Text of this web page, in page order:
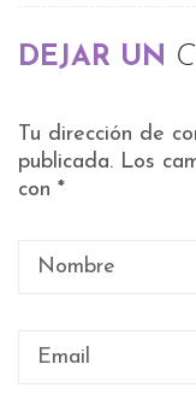
DEJAR UN
Tu dirección de
publicada. Los
con *